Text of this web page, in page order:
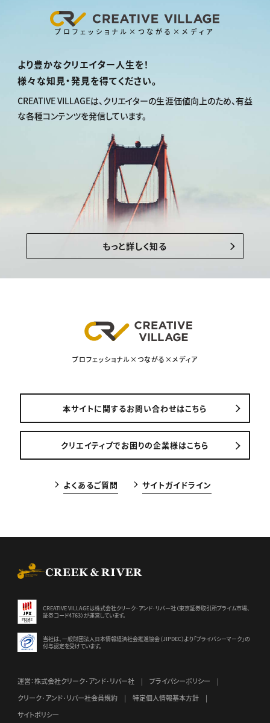
プロフェッショナル×つながる×メディア
より豊かなクリエイター人生を！
様々な知見・発見を得てください。
CREATIVE VILLAGEは、 クリエイターの生涯価値向上のため、有益
な各種コンテンツを発信しています。
もっと詳しく知る
プロフェッショナル×つながる×メディア
本サイトに関するお問い合わせはこちら
クリエイティブでお困りの企業様はこちら
よくあるご質問 サイトガイドライン
CREATIVE VILLAGEは株式会社クリーク･アンド･リバー社（東京証券取引所プライム市場、
証券コード4763）が運営しています。
当社は、一般財団法人日本情報経済社会推進協会（JIPDEC）より 「プライバシーマーク」の
付与認定を受けています。
運営：株式会社クリーク･アンド･リバー社
プライバシーポリシー
クリーク･アンド･リバー社会員規約
特定個人情報基本方針
サイトポリシー